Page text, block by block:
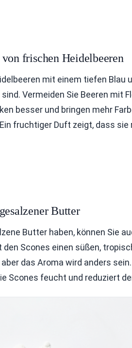
frischen Heidelbeeren
mit einem tiefen Blau
Vermeiden Sie Beeren mit
besser und bringen mehr
fruchtiger Duft zeigt, dass sie
Butter
Butter haben, können Sie
den Scones einen süßen,
das Aroma wird anders
Scones feucht und reduziert